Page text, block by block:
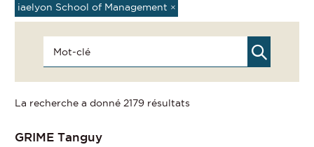
iaelyon School of Management ×
La recherche a donné 2179 résultats
GRIME Tanguy